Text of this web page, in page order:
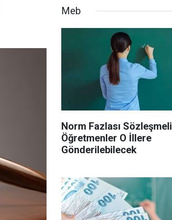
Meb
Norm Fazlası Sözleşmeli
Öğretmenler O İllere
Gönderilebilecek